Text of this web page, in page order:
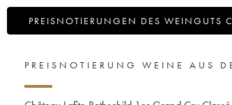
PREISNOTIERUNGEN DES WEINGUTS
PREISNOTIERUNG WEINE AUS